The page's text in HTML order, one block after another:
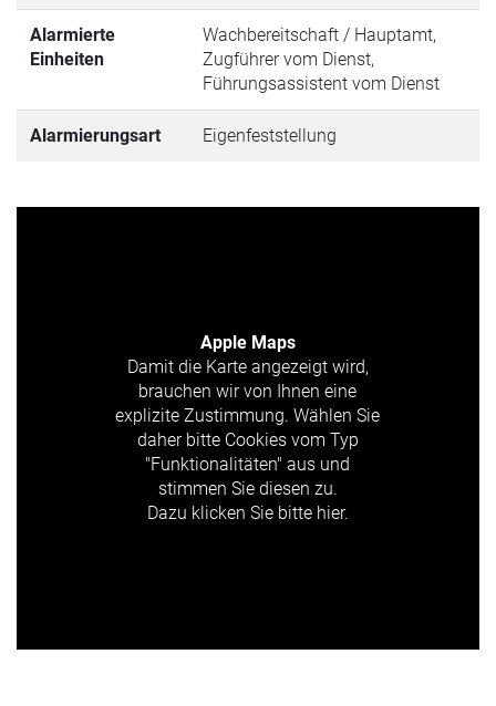
Alarmierte
Einheiten
Wachbereitschaft / Hauptamt,
Zugführer vom Dienst,
Führungsassistent vom Dienst
Alarmierungsart Eigenfeststellung
Apple Maps
Damit die Karte angezeigt wird,
brauchen wir von Ihnen eine
explizite Zustimmung. Wählen Sie
daher bitte Cookies vom Typ
"Funktionalitäten" aus und
stimmen Sie diesen zu.
Dazu klicken Sie bitte hier.